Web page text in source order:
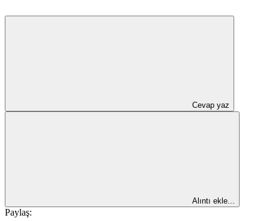
Cevap yaz
Alıntı ekle...
Paylaş: